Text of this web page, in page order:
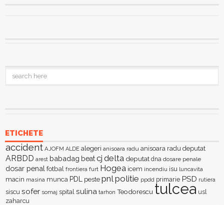
ETICHETE
accident AJOFM ALDE alegeri anisoara radu anisoara radu deputat
ARBDD arest babadag beatcj delta deputat dna dosare penale
dosar penal fotbal frontiera furt Hogea icem incendiu isu luncavita
macin masina munca PDL peste pnl politie ppdd primarie PSD rutiera
siscu sofer somaj spital sulina tarhon Teodorescu tulcea usl
zaharcu